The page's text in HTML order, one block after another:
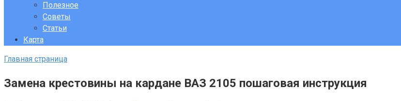
Полезное
Советы
Статьи
Карта
Главная страница
Замена крестовины на кардане ВАЗ 2105 пошаговая инструкция